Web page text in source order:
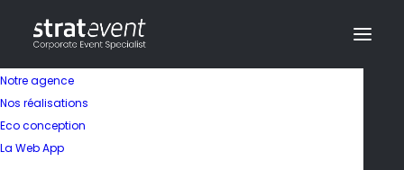
Notre agence
Nos réalisations
Eco conception
La Web App